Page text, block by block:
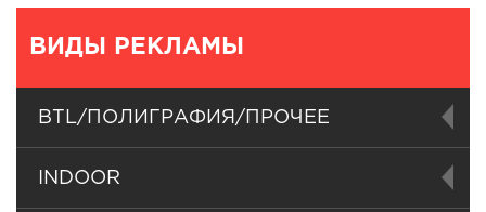
ВИДЫ РЕКЛАМЫ
BTL/ПОЛИГРАФИЯ/ПРОЧЕЕ
INDOOR